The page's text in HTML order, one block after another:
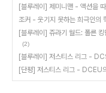
[블루레이] 제미니맨 - 액션을
조커 - 웃기지 못하는 희극인의
[블루레이] 쥬라기 월드: 폴른
(2)
[블루레이] 저스티스 리그 - DC
[단평] 저스티스 리그 - DCEU